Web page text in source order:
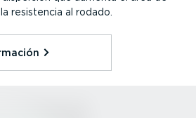
resistencia al rodado.